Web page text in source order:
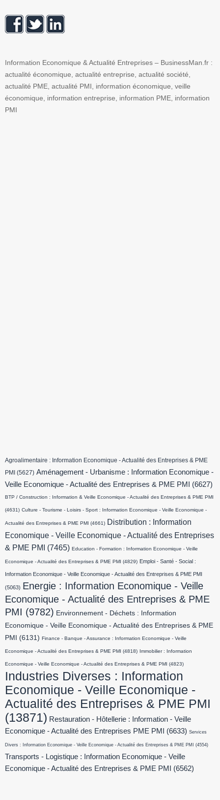
Information Economique & Actualité Entreprises – BusinessMan.fr :
actualité économique, actualité entreprise, actualité société,
actualité PME, actualité PMI, information économique, veille
économique, information entreprise, information PME, information
PMI
Agroalimentaire : Information Economique - Actualité des Entreprises & PME
PMI (5627) Aménagement - Urbanisme : Information Economique -
Veille Economique - Actualité des Entreprises & PME PMI
(6627)
BTP / Construction : Information & Veille Economique - Actualité des Entreprises & PME PMI
(4631) Culture - Tourisme - Loisirs - Sport : Information Economique - Veille Economique -
Actualité des Entreprises & PME PMI (4661) Distribution : Information
Economique - Veille Economique - Actualité des Entreprises
& PME PMI
(7465) Education - Formation : Information Economique - Veille
Economique - Actualité des Entreprises & PME PMI (4829) Emploi - Santé - Social :
Information Economique - Veille Economique - Actualité des Entreprises & PME PMI
(5063) Energie : Information Economique - Veille
Economique - Actualité des Entreprises & PME
PMI (9782) Environnement - Déchets : Information
Economique - Veille Economique - Actualité des Entreprises & PME
PMI
(6131) Finance - Banque - Assurance : Information Economique - Veille
Economique - Actualité des Entreprises & PME PMI (4818) Immobilier : Information
Economique - Veille Economique - Actualité des Entreprises & PME PMI (4823)
Industries Diverses : Information
Economique - Veille Economique -
Actualité des Entreprises & PME PMI
(13871) Restauration - Hôtellerie : Information - Veille
Economique - Actualité des Entreprises PME PMI
(6633) Services
Divers : Information Economique - Veille Economique - Actualité des Entreprises & PME PMI (4554)
Transports - Logistique : Information Economique - Veille
Economique - Actualité des Entreprises & PME PMI
(6562)